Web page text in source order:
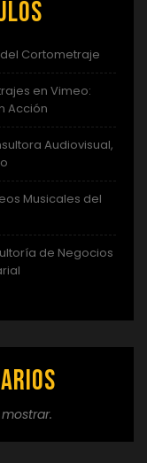
Cortometraje
en Vimeo:
Acción
Audiovisual,
Musicales del
de Negocios